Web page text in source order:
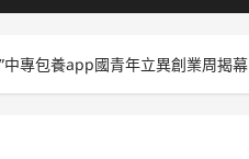
中專包養app國青年立異創業周揭幕